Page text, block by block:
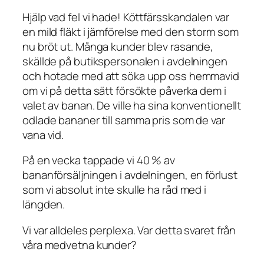
Hjälp vad fel vi hade! Köttfärsskandalen var
en mild fläkt i jämförelse med den storm som
nu bröt ut. Många kunder blev rasande,
skällde på butikspersonalen i avdelningen
och hotade med att söka upp oss hemmavid
om vi på detta sätt försökte påverka dem i
valet av banan. De ville ha sina konventionellt
odlade bananer till samma pris som de var
vana vid.
På en vecka tappade vi 40 % av
bananförsäljningen i avdelningen, en förlust
som vi absolut inte skulle ha råd med i
längden.
Vi var alldeles perplexa. Var detta svaret från
våra medvetna kunder?